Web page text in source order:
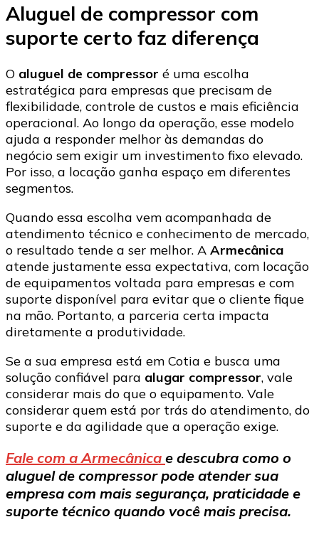
Aluguel de compressor com
suporte certo faz diferença
O aluguel de compressor é uma escolha
estratégica para empresas que precisam de
flexibilidade, controle de custos e mais eficiência
operacional. Ao longo da operação, esse modelo
ajuda a responder melhor às demandas do
negócio sem exigir um investimento fixo elevado.
Por isso, a locação ganha espaço em diferentes
segmentos.
Quando essa escolha vem acompanhada de
atendimento técnico e conhecimento de mercado,
o resultado tende a ser melhor. A Armecânica
atende justamente essa expectativa, com locação
de equipamentos voltada para empresas e com
suporte disponível para evitar que o cliente fique
na mão. Portanto, a parceria certa impacta
diretamente a produtividade.
Se a sua empresa está em Cotia e busca uma
solução confiável para alugar compressor, vale
considerar mais do que o equipamento. Vale
considerar quem está por trás do atendimento, do
suporte e da agilidade que a operação exige.
Fale com a Armecânica e descubra como o
aluguel de compressor pode atender sua
empresa com mais segurança, praticidade e
suporte técnico quando você mais precisa.